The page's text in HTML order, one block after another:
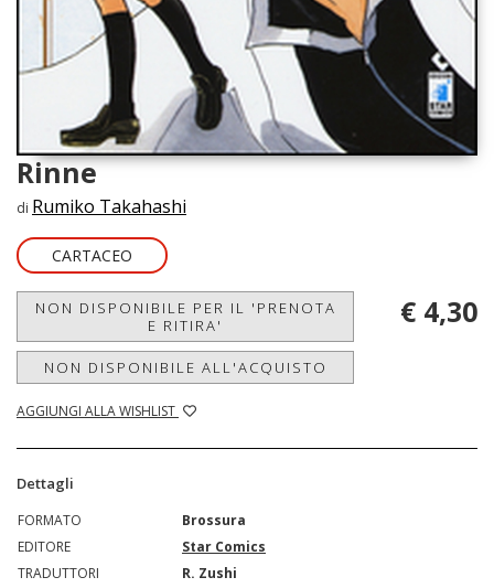
Rinne
di Rumiko Takahashi
CARTACEO
NON DISPONIBILE PER IL 'PRENOTA
E RITIRA'
NON DISPONIBILE ALL'ACQUISTO
AGGIUNGI ALLA WISHLIST
€ 4,30
Dettagli
FORMATO
Brossura
EDITORE
Star Comics
TRADUTTORI
R. Zushi